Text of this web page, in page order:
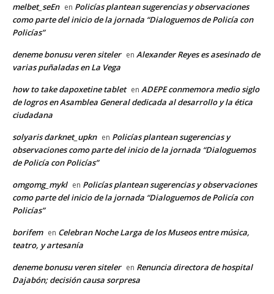
melbet_seEn en Policías plantean sugerencias y observaciones
como parte del inicio de la jornada “Dialoguemos de Policía con
Policías”
deneme bonusu veren siteler en Alexander Reyes es asesinado de
varias puñaladas en La Vega
how to take dapoxetine tablet en ADEPE conmemora medio siglo
de logros en Asamblea General dedicada al desarrollo y la ética
ciudadana
solyaris darknet_upkn en Policías plantean sugerencias y
observaciones como parte del inicio de la jornada “Dialoguemos
de Policía con Policías”
omgomg_mykl en Policías plantean sugerencias y observaciones
como parte del inicio de la jornada “Dialoguemos de Policía con
Policías”
borifem en Celebran Noche Larga de los Museos entre música,
teatro, y artesanía
deneme bonusu veren siteler en Renuncia directora de hospital
Dajabón; decisión causa sorpresa